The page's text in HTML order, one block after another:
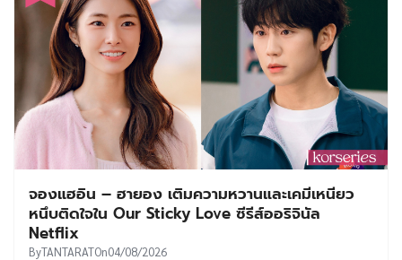
จองแฮอิน – ฮายอง เติมความหวานและเคมีเหนียว
หนึบติดใจใน Our Sticky Love ซีรีส์ออริจินัล
Netflix
ByTANTARATOn04/08/2026